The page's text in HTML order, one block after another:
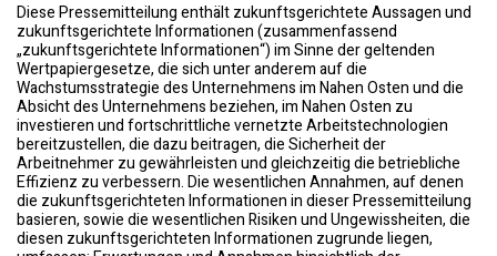
Diese Pressemitteilung enthält zukunftsgerichtete Aussagen und
zukunftsgerichtete Informationen (zusammenfassend
„zukunftsgerichtete Informationen“) im Sinne der geltenden
Wertpapiergesetze, die sich unter anderem auf die
Wachstumsstrategie des Unternehmens im Nahen Osten und die
Absicht des Unternehmens beziehen, im Nahen Osten zu
investieren und fortschrittliche vernetzte Arbeitstechnologien
bereitzustellen, die dazu beitragen, die Sicherheit der
Arbeitnehmer zu gewährleisten und gleichzeitig die betriebliche
Effizienz zu verbessern. Die wesentlichen Annahmen, auf denen
die zukunftsgerichteten Informationen in dieser Pressemitteilung
basieren, sowie die wesentlichen Risiken und Ungewissheiten, die
diesen zukunftsgerichteten Informationen zugrunde liegen,